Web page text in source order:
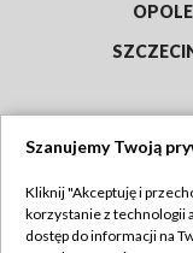
OPOLE
Szanujemy Twoją
Kliknij "Akceptuję i
korzystanie z technologii
dostęp do informacji na